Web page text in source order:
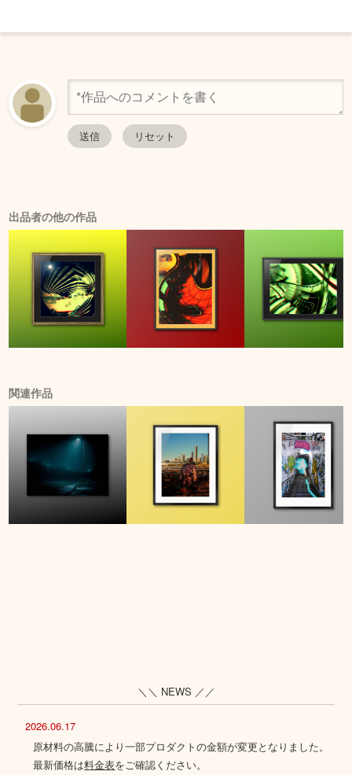
出品者の他の作品
関連作品
＼＼ NEWS ／／
2026.06.17
原材料の高騰により一部プロダクトの金額が変更となりました。
最新価格は料金表をご確認ください。